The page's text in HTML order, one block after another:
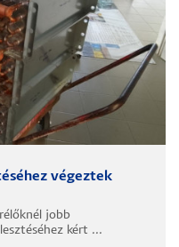
végeztek
jobb
kért ...